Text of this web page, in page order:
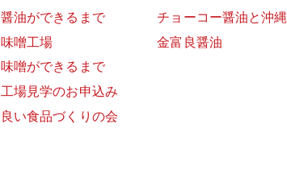
醤油ができるまで
味噌工場
味噌ができるまで
工場見学のお申込み
良い食品づくりの会
チョーコー醤油と沖縄
金富良醤油